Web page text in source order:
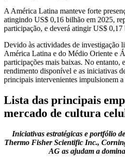
A América Latina manteve forte
atingindo US$ 0,16 bilhão em 2025,
participação, e deverá atingir US$ 0,17
Devido às actividades de investigação
América Latina e do Médio Oriente e
participações mais baixas. No entanto,
rendimento disponível e as iniciativas
principais intervenientes impulsionem
Lista das principais
mercado de cultura
Iniciativas estratégicas e portfólio
Thermo Fisher Scientific Inc.,
AG as ajudam a